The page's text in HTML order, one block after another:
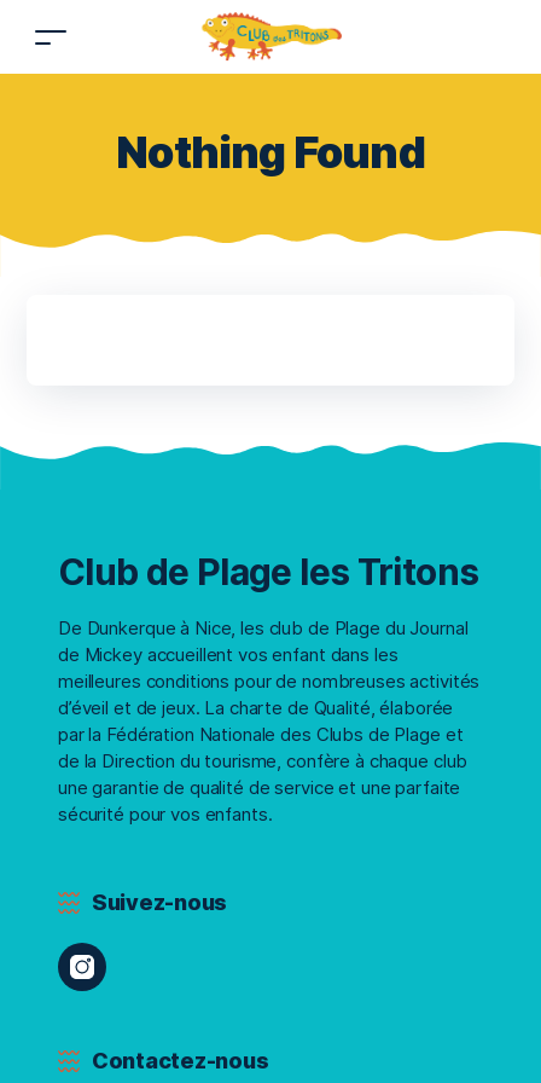
Nothing Found
Club de Plage les Tritons
De Dunkerque à Nice, les club de Plage du Journal
de Mickey accueillent vos enfant dans les
meilleures conditions pour de nombreuses activités
d’éveil et de jeux. La charte de Qualité, élaborée
par la Fédération Nationale des Clubs de Plage et
de la Direction du tourisme, confère à chaque club
une garantie de qualité de service et une parfaite
sécurité pour vos enfants.
Suivez-nous
Contactez-nous